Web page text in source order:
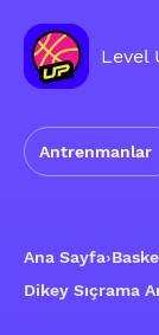
Level
Antrenmanlar
Ana Sayfa›
Dikey Sıçrama